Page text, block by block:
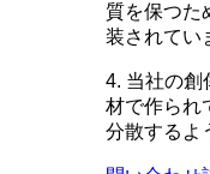
質を保つた
装されてい
4. 当社の創
材で作られ
分散するよ